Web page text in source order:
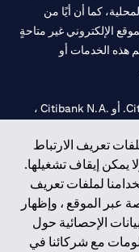
تعريف الارتباط
يمكن إيقاف تشغيلها.
لملفات تعريف
عبر الموقع ، وإظهار
الإحصائية حول
مع شركائنا في
كما أن أيًا من
الإلكتروني غير متاحةٍ
هذه الخدمات أو
سيتي بنك هي علامة خدمة لشركة Citigroup Inc. أو .Citibank N.A ،
المركزي تحت
أرقام التراخيص 202563 لفرع الوصل في دبي، 531989 لفرع مول
مرخص من مصرف